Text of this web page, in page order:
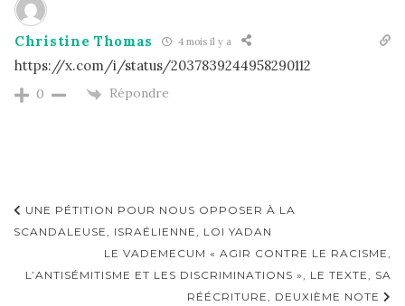
Christine Thomas 4 mois il y a
https://x.com/i/status/2037839244958290112
0 Répondre
Navigation
d'article
UNE PÉTITION POUR NOUS OPPOSER À LA
SCANDALEUSE, ISRAÉLIENNE, LOI YADAN
LE VADEMECUM « AGIR CONTRE LE RACISME,
L’ANTISÉMITISME ET LES DISCRIMINATIONS », LE TEXTE, SA
RÉÉCRITURE, DEUXIÈME NOTE